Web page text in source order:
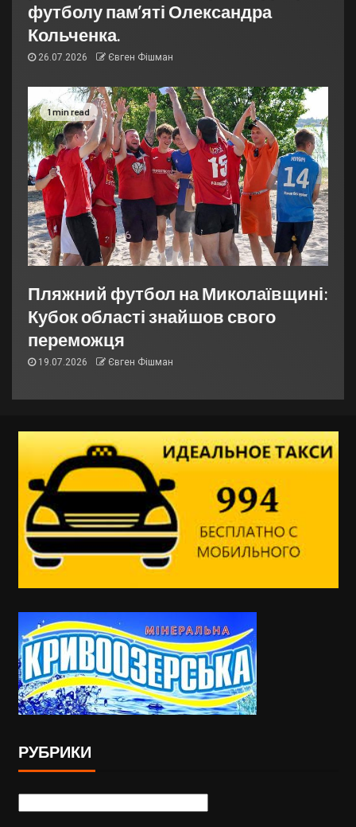
футболу пам’яті Олександра
Кольченка.
26.07.2026 Євген Фішман
1 min read
Пляжний футбол на Миколаївщині:
Кубок області знайшов свого
переможця
19.07.2026 Євген Фішман
РУБРИКИ